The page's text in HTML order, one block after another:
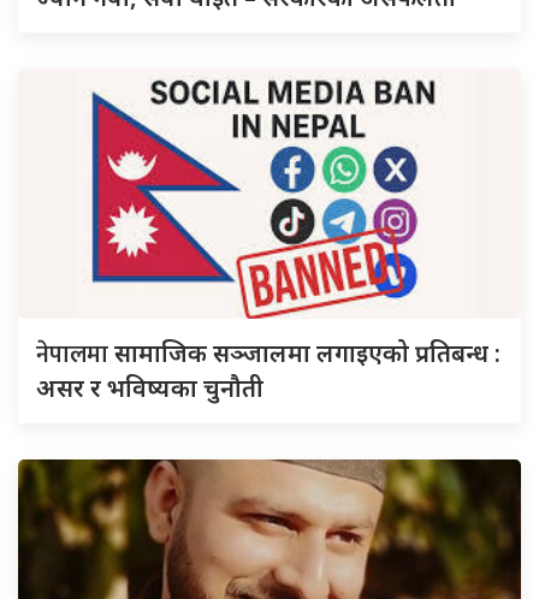
नेपालमासामाजिक सञ्जालमा लगाइएको प्रतिबन्ध :
असर र भविष्यका चुनौती